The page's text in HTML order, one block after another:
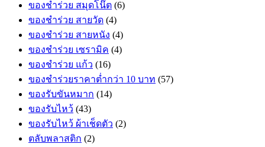
ของชำร่วย สมุดโน๊ต (6)
ของชำร่วย สายวัด (4)
ของชำร่วย สายหนัง (4)
ของชำร่วย เซรามิค (4)
ของชำร่วย แก้ว (16)
ของชำร่วยราคาต่ำกว่า 10 บาท (57)
ของรับขันหมาก (14)
ของรับไหว้ (43)
ของรับไหว้ ผ้าเช็ดตัว (2)
ตลับพลาสติก (2)